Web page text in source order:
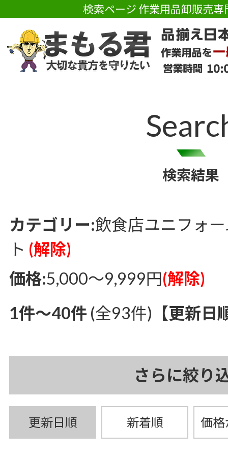
検索ページ 作業用品卸販売
検索結果
カテゴリー:飲食店ユニフォ
ト (解除)
価格:5,000～9,999円(解除)
1件～40件 (全93件) 【更新日
さらに絞り
更新日順 新着順 価